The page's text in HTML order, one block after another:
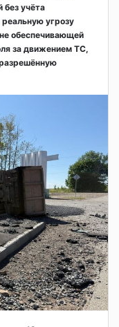
без учёта
угрозу
обеспечивающей
за движением ТС,